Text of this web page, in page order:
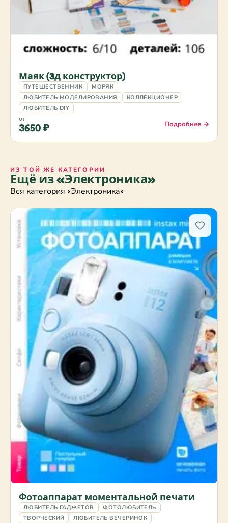
Маяк (3д конструктор)
ПУТЕШЕСТВЕННИК
МОРЯК
ЛЮБИТЕЛЬ МОДЕЛИРОВАНИЯ
КОЛЛЕКЦИОНЕР
ЛЮБИТЕЛЬ DIY
от
3650 ₽ Подробнее →
ИЗ ТОЙ ЖЕ КАТЕГОРИИ
Ещё из «Электроника»
Вся категория «Электроника»
Фотоаппарат моментальной печати
ЛЮБИТЕЛЬ ГАДЖЕТОВ
ФОТОЛЮБИТЕЛЬ
ТВОРЧЕСКИЙ
ЛЮБИТЕЛЬ ВЕЧЕРИНОК